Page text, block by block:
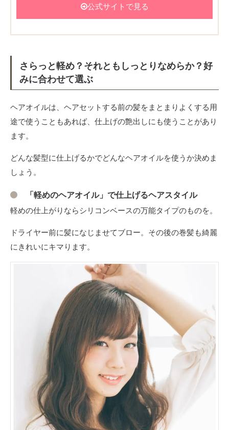
公式サイトで見る
さらっと軽め？それともしっとりなめらか？好
みに合わせて選ぶ
ヘアオイルは、ヘアセットする前の髪をまとまりよくする用
途で使うこともあれば、仕上げの艶出しにも使うことがあり
ます。
どんな髪型に仕上げるかでどんなヘアオイルを使うか決めま
しょう。
「軽めのヘアオイル」で仕上げるヘアスタイル
軽めの仕上がりならシリコンベースの万能タイプのものを。
ドライヤー前に髪になじませてブロー。その後の巻髪も綺麗
にきれいにキマります。